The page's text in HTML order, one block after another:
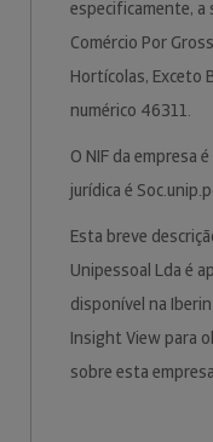
especificamente, a
Comércio Por
Hortícolas, Exceto
numérico 46311.
O NIF da empresa
jurídica é
Esta breve
Unipessoal Lda é
disponível na
Insight View para
sobre esta